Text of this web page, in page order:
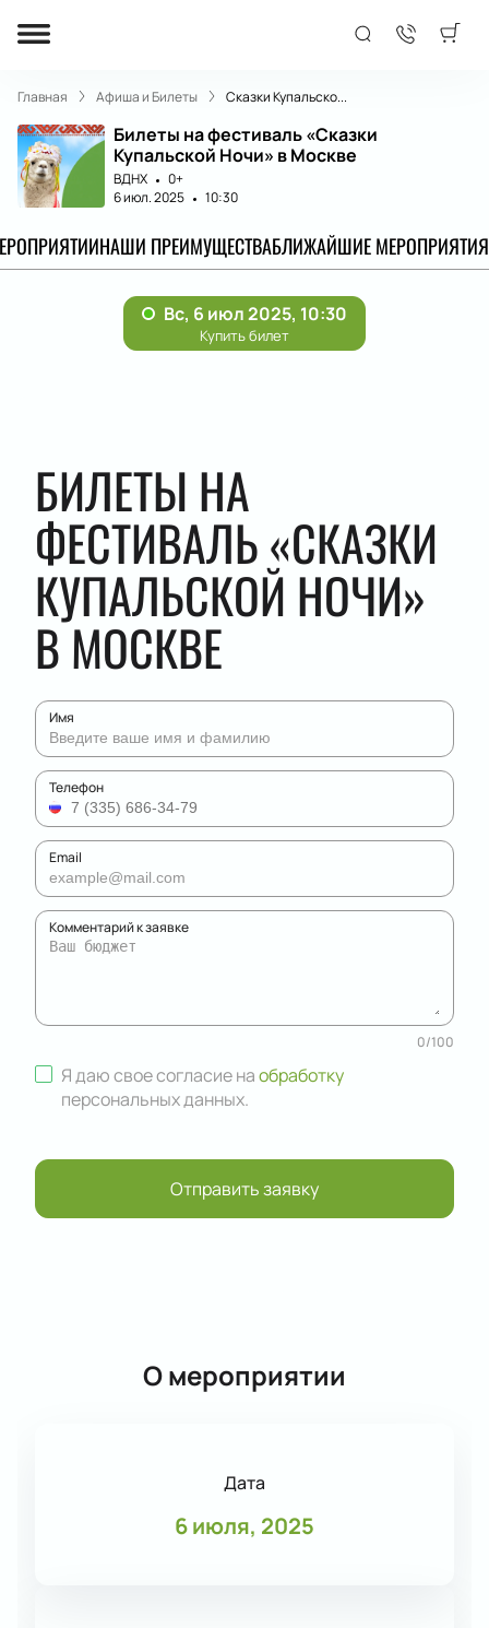
Главная Афиша и Билеты Сказки Купальско...
Билеты на фестиваль «Сказки
Купальской Ночи» в Москве
ВДНХ
0+
6 июл. 2025
10:30
НАШИ ПРЕИМУЩЕСТВАБЛИЖАЙШИЕ МЕРОПРИЯТИЯ
БИЛЕТЫ НА
ФЕСТИВАЛЬ «СКАЗКИ
КУПАЛЬСКОЙ НОЧИ»
В МОСКВЕ
Имя
Телефон
Email
Комментарий к заявке
0/100
Я даю свое согласие наобработку
персональных данных.
Отправить заявку
О мероприятии
Дата
6 июля, 2025